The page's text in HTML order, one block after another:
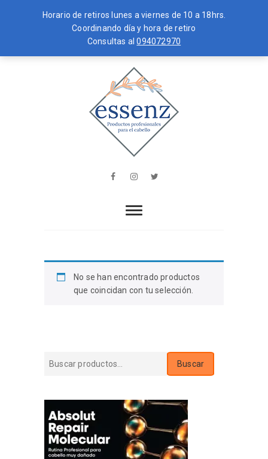
Horario de retiros lunes a viernes de 10 a 18hrs.
Coordinando día y hora de retiro
Consultas al094072970
to
essenz
EL CABELLO
FacebookInstagram
No se han encontrado productos
que coincidan con tu selección.
Buscar